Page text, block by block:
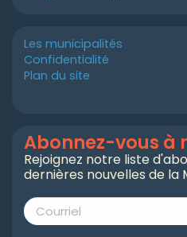
Les municipalités
Confidentialité
Plan du site
Abonnez-vous à
Rejoignez notre liste
dernières nouvelles de la